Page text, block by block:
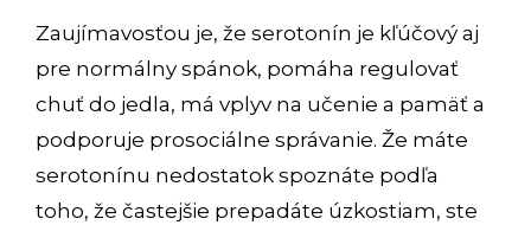
Zaujímavosťou je, že serotonín je kľúčový aj
pre normálny spánok, pomáha regulovať
chuť do jedla, má vplyv na učenie a pamäť a
podporuje prosociálne správanie. Že máte
serotonínu nedostatok spoznáte podľa
toho, že častejšie prepadáte úzkostiam, ste